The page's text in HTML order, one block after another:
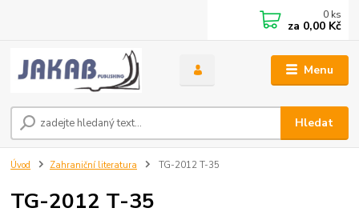
Menu
Hledat
0 ks
za 0,00 Kč
Úvod Zahraniční literatura TG-2012 T-35
TG-2012 T-35